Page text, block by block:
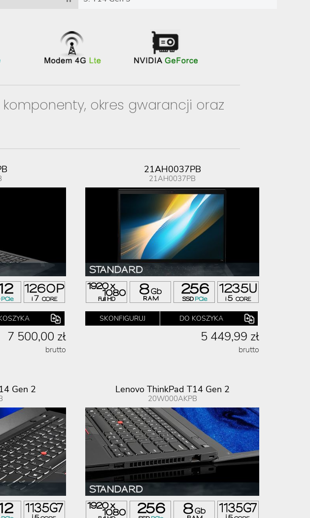
okres gwarancji oraz
7 500,00 zł
brutto
21AH0037PB
21AH0037PB
SKONFIGURUJ DO KOSZYKA
5 449,99 zł
brutto
Gen 2 Lenovo ThinkPad T14 Gen 2
20W000AKPB